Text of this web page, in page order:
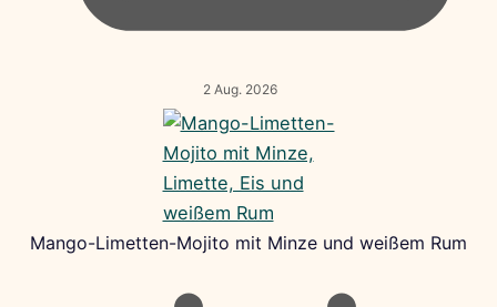
2 Aug. 2026
Mango-Limetten-Mojito mit Minze und weißem Rum